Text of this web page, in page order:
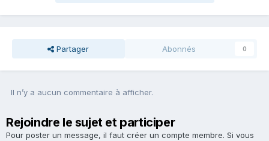
Partager Abonnés 0
Il n’y a aucun commentaire à afficher.
Rejoindre le sujet et participer
Pour poster un message, il faut créer un compte membre. Si vous